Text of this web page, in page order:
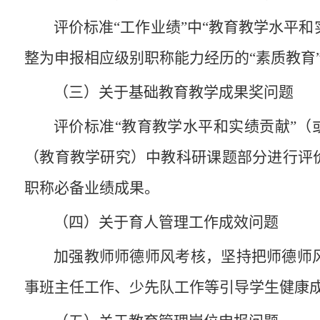
评价标准“工作业绩”中“教育教学水平和
整为申报相应级别职称能力经历的“素质教育
（三） 关于基础教育教学成果奖问题
评价标准“教育教学水平和实绩贡献”（
（教育教学研究）中教科研课题部分进行评
职称必备业绩成果。
（四） 关于育人管理工作成效问题
加强教师师德师风考核， 坚持把师德师
事班主任工作、 少先队工作等引导学生健康